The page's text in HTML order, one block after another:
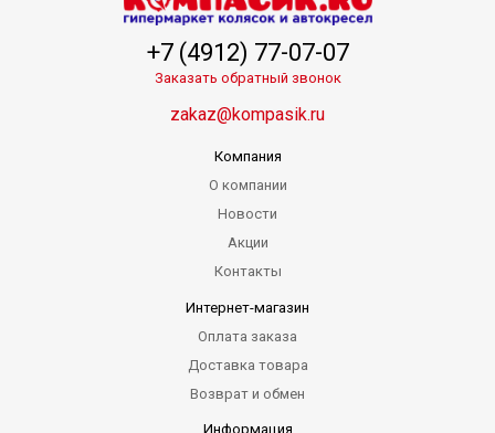
+7 (4912) 77-07-07
Заказать обратный звонок
zakaz@kompasik.ru
Компания
О компании
Новости
Акции
Контакты
Интернет-магазин
Оплата заказа
Доставка товара
Возврат и обмен
Информация